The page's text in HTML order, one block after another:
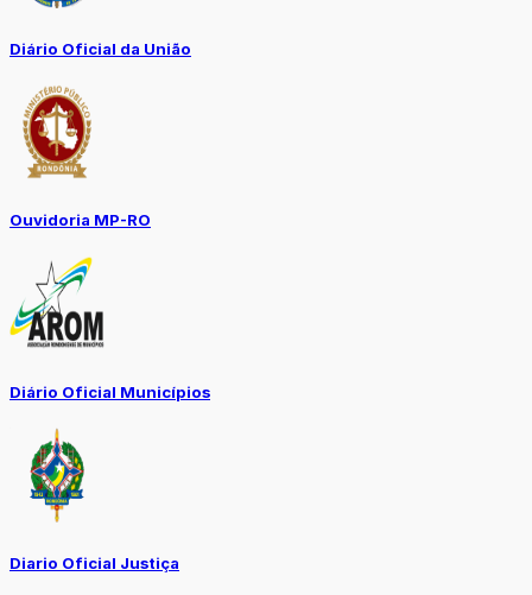
Diário Oficial da União
Ouvidoria MP-RO
Diário Oficial Municípios
Diario Oficial Justiça